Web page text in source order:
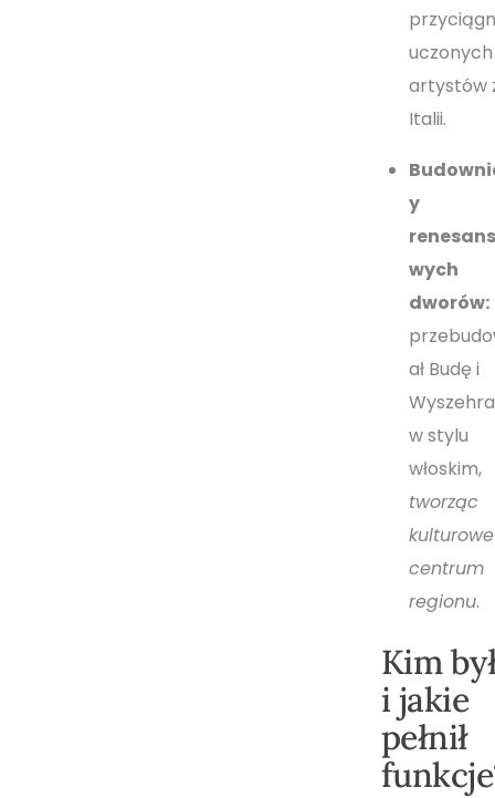
artystów
Italii.
y
wych
dworów:
ał Budę i
w stylu
włoskim,
tworząc
kulturowe
centrum
regionu.
Kim
i jakie
pełnił